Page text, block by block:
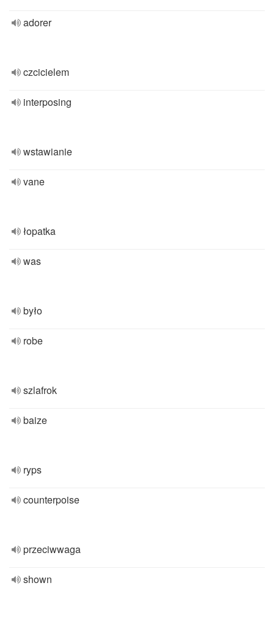
adorer
czcicielem
interposing
wstawianie
vane
łopatka
was
było
robe
szlafrok
baize
ryps
counterpoise
przeciwwaga
shown